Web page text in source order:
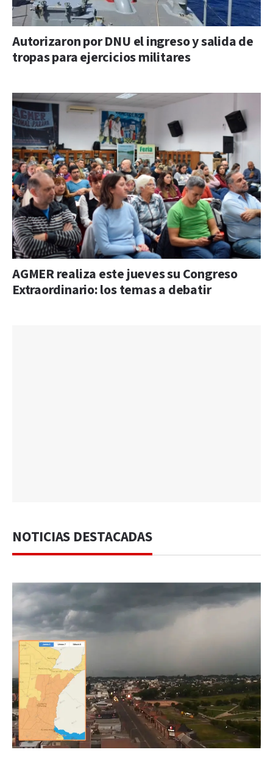
Autorizaron por DNU el ingreso y salida de
tropas para ejercicios militares
AGMER realiza este jueves su Congreso
Extraordinario: los temas a debatir
NOTICIAS DESTACADAS